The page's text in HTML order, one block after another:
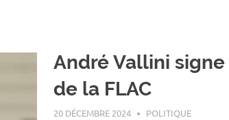
André Vallini
de la FLAC
20 DÉCEMBRE 2024 ROGER LAHANA
POLITIQUE